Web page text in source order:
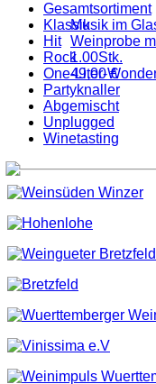
Gesamtsortiment
Klassik
Hit
Rock
One-Liter-
Partyknaller
Abgemischt
Unplugged
Winetasting
Musik im
Weinprobe
1.00Stk.
49,00 €